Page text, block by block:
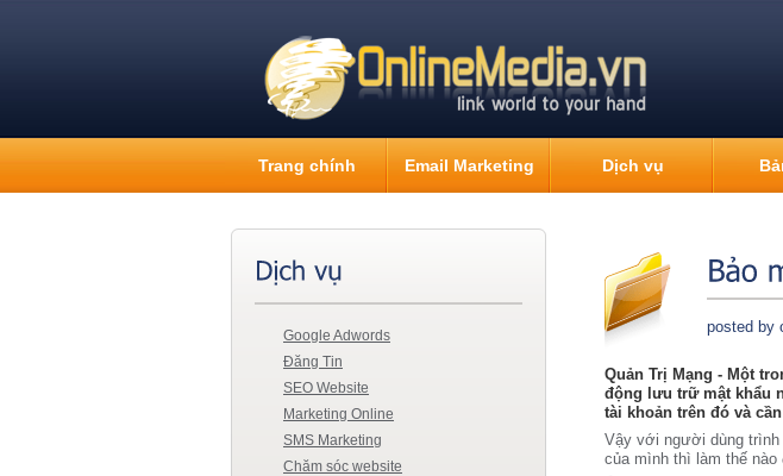
Trang chính Email Marketing Dịch vụ
Google Adwords
Đăng Tin
SEO Website
Marketing Online
SMS Marketing
Chăm sóc website
posted by
Quản Trị Mạng - Một
động lưu trữ mật khẩu
tài khoản trên đó và
Vậy với người dùng trình
của mình thì làm thế